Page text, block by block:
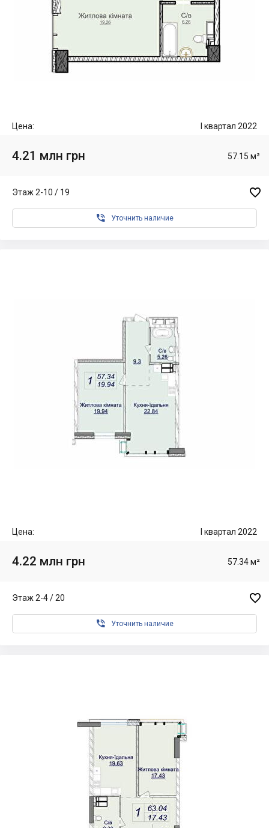
Цена: I квартал 2022
4.21 млн грн 57.15 м²
Этаж 2-10 / 19 
 Уточнить наличие
Цена: I квартал 2022
4.22 млн грн 57.34 м²
Этаж 2-4 / 20 
 Уточнить наличие